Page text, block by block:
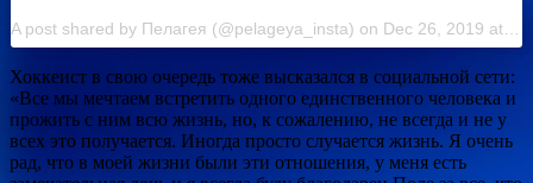
Хоккеист в свою очередь тоже высказался в социальной сети:
«Все мы мечтаем встретить одного единственного человека и
прожить с ним всю жизнь, но, к сожалению, не всегда и не у
всех это получается. Иногда просто случается жизнь. Я очень
рад, что в моей жизни были эти отношения, у меня есть